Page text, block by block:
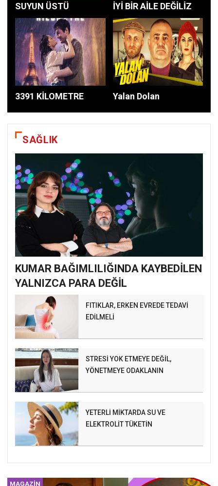
SUYUN ÜSTÜ İYİ BİR AİLE DEĞİLİZ
3391 KİLOMETRE Yalan Dolan
SAĞLIK
KUMAR BAĞIMLILIĞINDA KAYBEDİLEN
YALNIZCA PARA DEĞİL
FITIKLAR, ERKEN EVREDE TEDAVİ
EDİLMELİ
STRESİ YOK ETMEYE DEĞİL,
YÖNETMEYE ODAKLANIN
YETERLİ MİKTARDA SU VE
ELEKTROLİT TÜKETİN
MAGAZİN